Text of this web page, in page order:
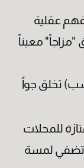
عقلية
معيناً
تخلق جواً
للمحلات
تضفي لمسة